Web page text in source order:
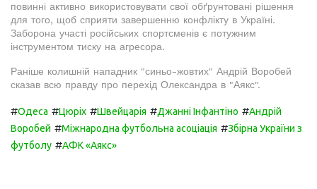
повинні активно використовувати свої обґрунтовані рішення
для того, щоб сприяти завершенню конфлікту в Україні.
Заборона участі російських спортсменів є потужним
інструментом тиску на агресора.
Раніше колишній нападник "синьо-жовтих" Андрій Воробей
сказав всю правду про перехід Олександра в "Аякс".
#Одеса #Цюріх #Швейцарія #Джанні Інфантіно #Андрій
Воробей #Міжнародна футбольна асоціація #Збірна України з
футболу #АФК «Аякс»